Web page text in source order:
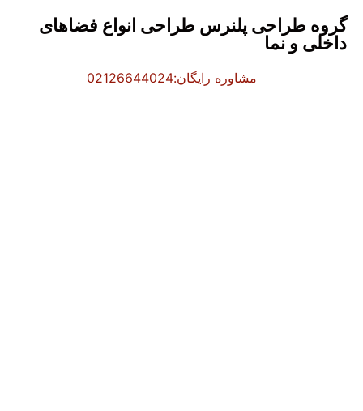
گروه طراحی پلنرس طراحی انواع فضاهای
داخلی و نما
مشاوره رایگان:02126644024